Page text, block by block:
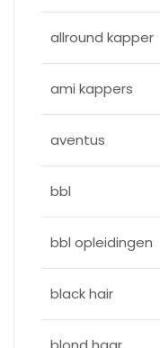
allround kapper
ami kappers
aventus
bbl
bbl opleidingen
black hair